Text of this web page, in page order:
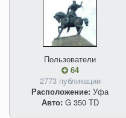
Пользователи
64
2773 публикации
Расположение: Уфа
Авто:G 350 TD